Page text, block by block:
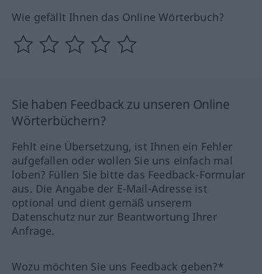
Wie gefällt Ihnen das Online Wörterbuch?
Sie haben Feedback zu unseren Online
Wörterbüchern?
Fehlt eine Übersetzung, ist Ihnen ein Fehler
aufgefallen oder wollen Sie uns einfach mal
loben? Füllen Sie bitte das Feedback-Formular
aus. Die Angabe der E-Mail-Adresse ist
optional und dient gemäß unserem
Datenschutz nur zur Beantwortung Ihrer
Anfrage.
Wozu möchten Sie uns Feedback geben?*